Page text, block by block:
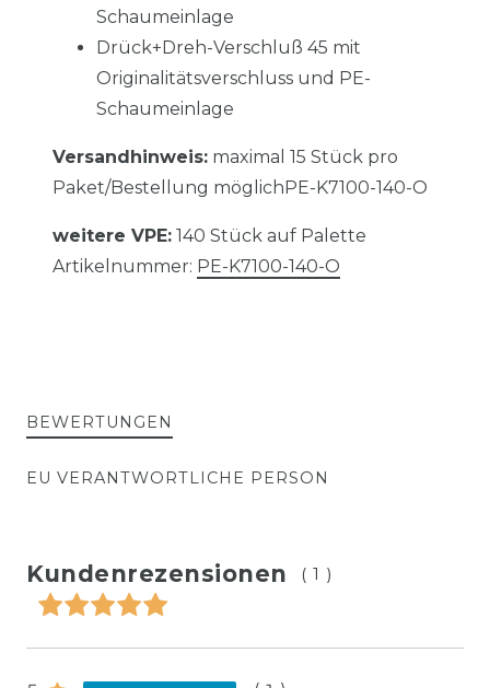
Schaumeinlage
Drück+Dreh-Verschluß 45 mit
Originalitätsverschluss und PE-
Schaumeinlage
Versandhinweis: maximal 15 Stück pro
Paket/Bestellung möglichPE-K7100-140-O
weitere VPE: 140 Stück auf Palette
Artikelnummer: PE-K7100-140-O
BEWERTUNGEN
EU VERANTWORTLICHE PERSON
Kundenrezensionen (1)